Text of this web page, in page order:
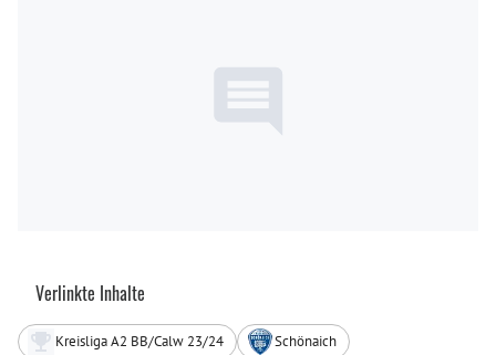
Verlinkte Inhalte
Kreisliga A2 BB/Calw 23/24
Schönaich